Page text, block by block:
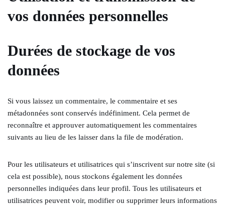
vos données personnelles
Durées de stockage de vos
données
Si vous laissez un commentaire, le commentaire et ses
métadonnées sont conservés indéfiniment. Cela permet de
reconnaître et approuver automatiquement les commentaires
suivants au lieu de les laisser dans la file de modération.
Pour les utilisateurs et utilisatrices qui s’inscrivent sur notre site (si
cela est possible), nous stockons également les données
personnelles indiquées dans leur profil. Tous les utilisateurs et
utilisatrices peuvent voir, modifier ou supprimer leurs informations